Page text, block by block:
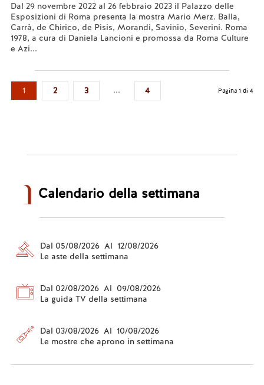
Dal 29 novembre 2022 al 26 febbraio 2023 il Palazzo delle
Esposizioni di Roma presenta la mostra Mario Merz. Balla,
Carrà, de Chirico, de Pisis, Morandi, Savinio, Severini. Roma
1978, a cura di Daniela Lancioni e promossa da Roma Culture
e Azi...
1 2 3 ... 4 Pagina 1 di 4
Calendario della settimana
Dal 05/08/2026 Al 12/08/2026
Le aste della settimana
Dal 02/08/2026 Al 09/08/2026
La guida TV della settimana
Dal 03/08/2026 Al 10/08/2026
Le mostre che aprono in settimana